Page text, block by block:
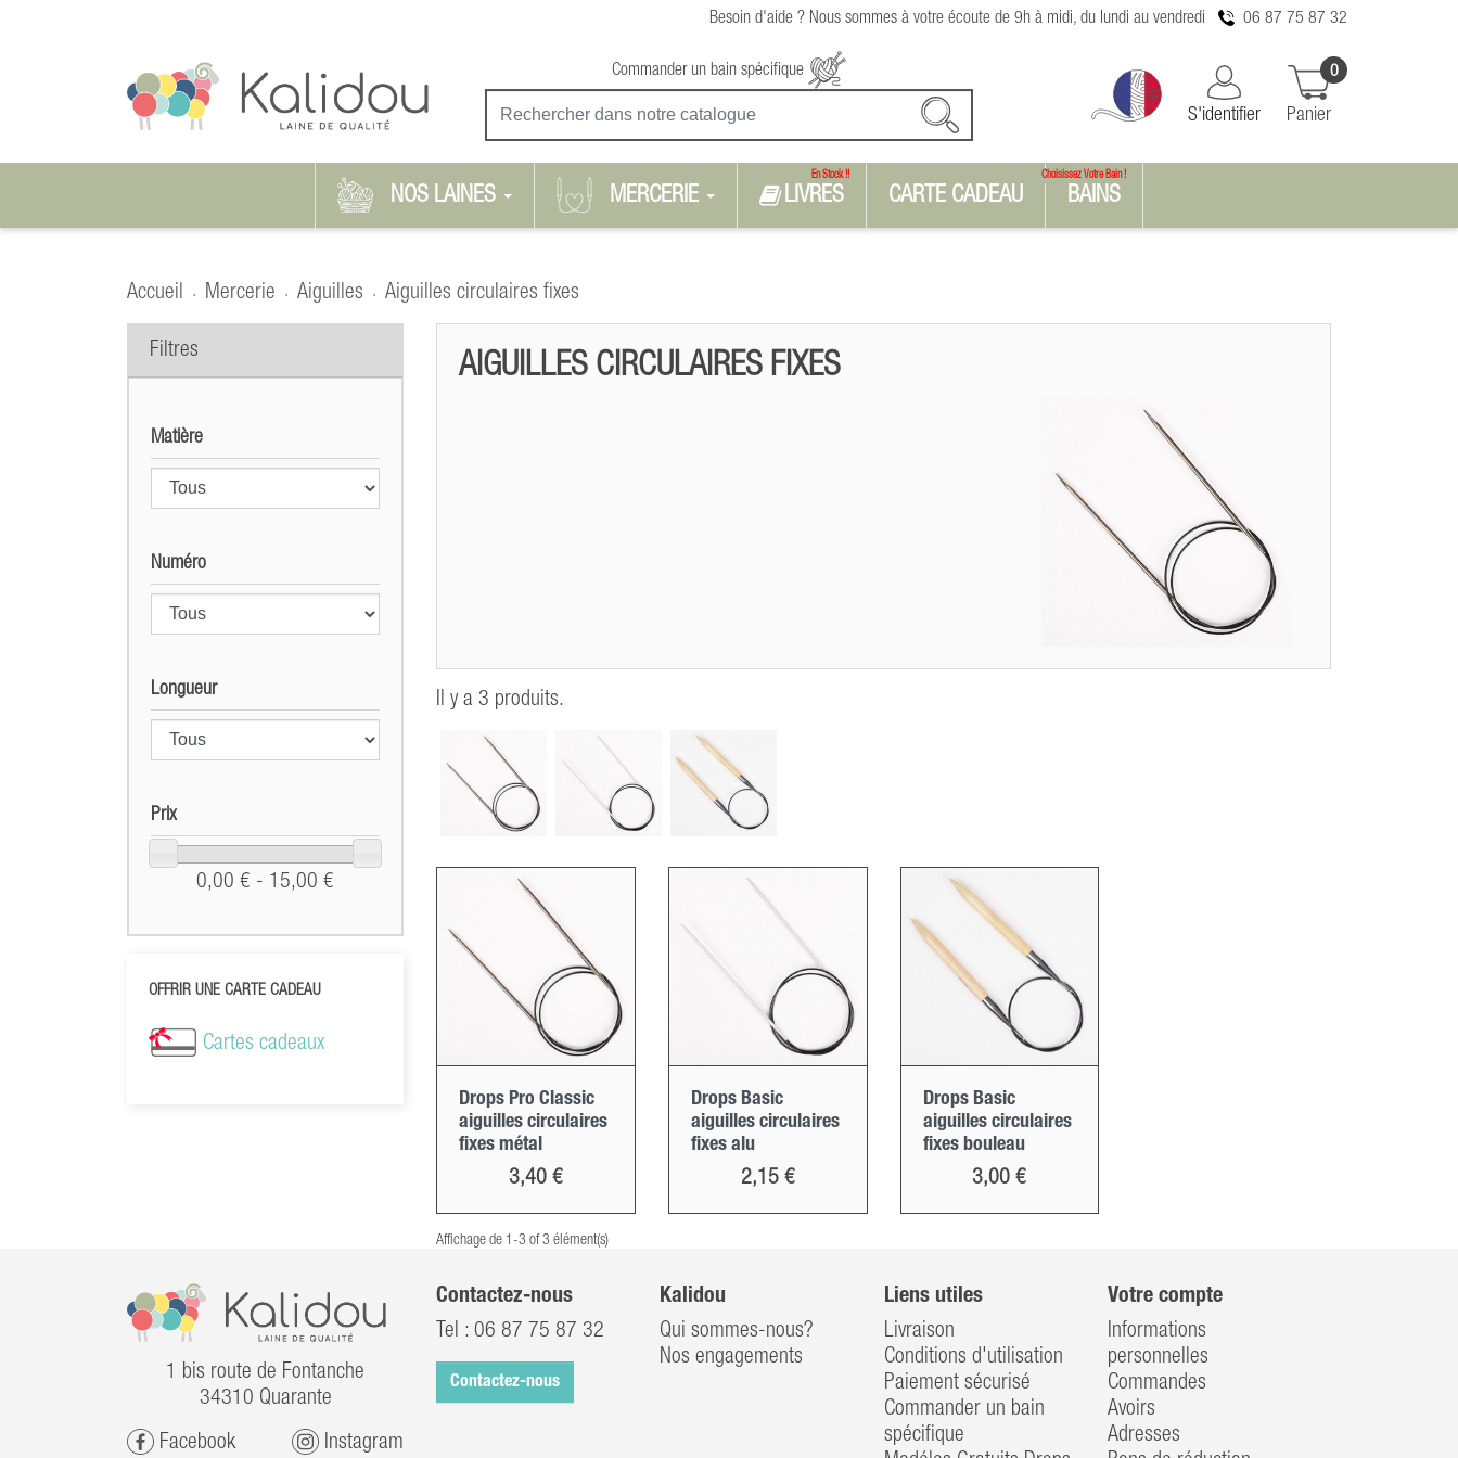
Besoin d'aide ? Nous sommes à votre écoute de 9h à midi, du lundi au vendredi 06 87 75 87 32
Commander un bain spécifique
S'identifier Panier
0
NOS LAINES MERCERIE LIVRES
En Stock !!
CARTE CADEAU BAINS
Choisissez Votre Bain !
Accueil Mercerie Aiguilles Aiguilles circulaires fixes
Filtres
Matière
Numéro
Longueur
Prix
0,00 € - 15,00 €
OFFRIR UNE CARTE CADEAU
Cartes cadeaux
AIGUILLES CIRCULAIRES FIXES
Il y a 3 produits.
Drops Pro Classic
aiguilles circulaires
fixes métal
Prix
3,40 €
Drops Basic
aiguilles circulaires
fixes alu
Prix
2,15 €
Drops Basic
aiguilles circulaires
fixes bouleau
Prix
3,00 €
Affichage de 1-3 of 3 élément(s)
1 bis route de Fontanche
34310 Quarante
Facebook Instagram
Contactez-nous
Tel : 06 87 75 87 32
Contactez-nous
Kalidou
Qui sommes-nous?
Nos engagements
Liens utiles
Livraison
Conditions d'utilisation
Paiement sécurisé
Commander un bain
spécifique
Votre compte
Informations
personnelles
Commandes
Avoirs
Adresses